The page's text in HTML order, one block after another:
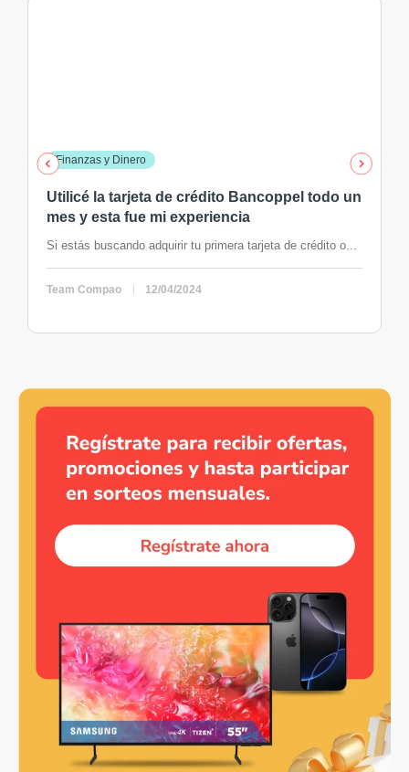
Finanzas y Dinero
Utilicé la tarjeta de crédito Bancoppel todo un
mes y esta fue mi experiencia
Si estás buscando adquirir tu primera tarjeta de crédito o...
Team Compao 12/04/2024